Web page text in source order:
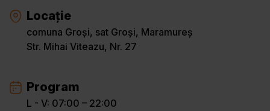
Locație
comuna Groși, sat Groși, Maramureș
Str. Mihai Viteazu, Nr. 27
Program
L - V: 07:00 – 22:00